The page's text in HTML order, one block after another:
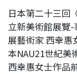
日本第二十三回
立新美術館展覽
展藝術家 西幸惠
本NAU21世紀美
西幸惠女士作品